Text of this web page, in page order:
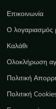
Επικοινωνία
Ο λογαριασμός
Καλάθι
Ολοκλήρωση
Πολιτική
Πολιτική